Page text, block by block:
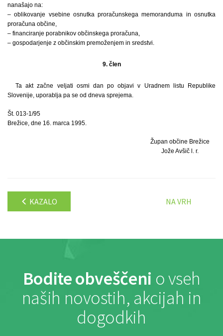
nanašajo na:
– oblikovanje vsebine osnutka proračunskega memoranduma in osnutka
proračuna občine,
– financiranje porabnikov občinskega proračuna,
– gospodarjenje z občinskim premoženjem in sredstvi.
9. člen
Ta akt začne veljati osmi dan po objavi v Uradnem listu Republike
Slovenije, uporablja pa se od dneva sprejema.
Št. 013-1/95
Brežice, dne 16. marca 1995.
Župan občine Brežice
Jože Avšič l. r.
KAZALO NA VRH
Bodite obveščeni o vseh
naših novostih, akcijah in
dogodkih